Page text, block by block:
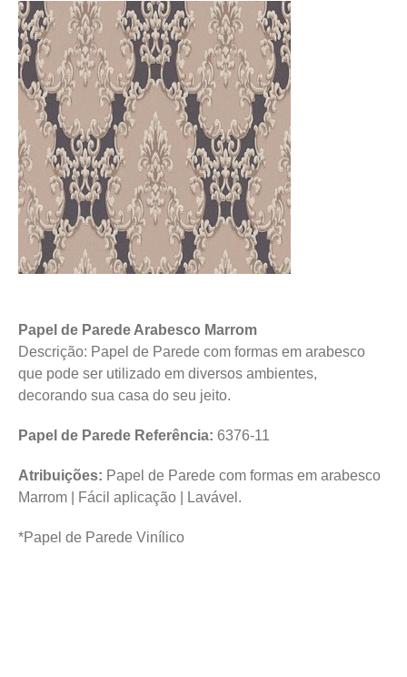
Papel de Parede Arabesco Marrom
Descrição: Papel de Parede com formas em arabesco
que pode ser utilizado em diversos ambientes,
decorando sua casa do seu jeito.
Papel de Parede Referência: 6376-11
Atribuições: Papel de Parede com formas em arabesco
Marrom | Fácil aplicação | Lavável.
*Papel de Parede Vinílico